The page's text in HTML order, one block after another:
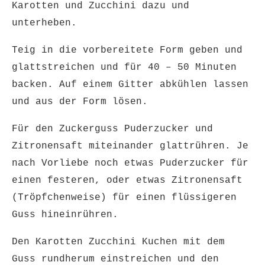
Karotten und Zucchini dazu und
unterheben.
Teig in die vorbereitete Form geben und
glattstreichen und für 40 – 50 Minuten
backen. Auf einem Gitter abkühlen lassen
und aus der Form lösen.
Für den Zuckerguss Puderzucker und
Zitronensaft miteinander glattrühren. Je
nach Vorliebe noch etwas Puderzucker für
einen festeren, oder etwas Zitronensaft
(Tröpfchenweise) für einen flüssigeren
Guss hineinrühren.
Den Karotten Zucchini Kuchen mit dem
Guss rundherum einstreichen und den